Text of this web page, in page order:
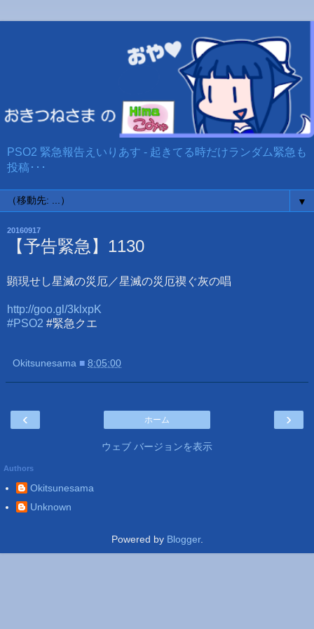
PSO2 緊急報告えいりあす - 起きてる時だけランダム緊急も
投稿･･･
▼
20160917
【予告緊急】1130
顕現せし星滅の災厄／星滅の災厄禊ぐ灰の唱
http://goo.gl/3klxpK
#PSO2 #緊急クエ
Okitsunesama ■ 8:05:00
‹ ›
ホーム
ウェブ バージョンを表示
Authors
Okitsunesama
Unknown
Powered by Blogger.